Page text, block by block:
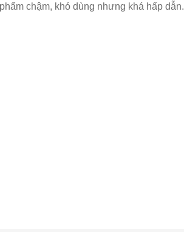
chậm, khó dùng nhưng khá hấp dẫn.